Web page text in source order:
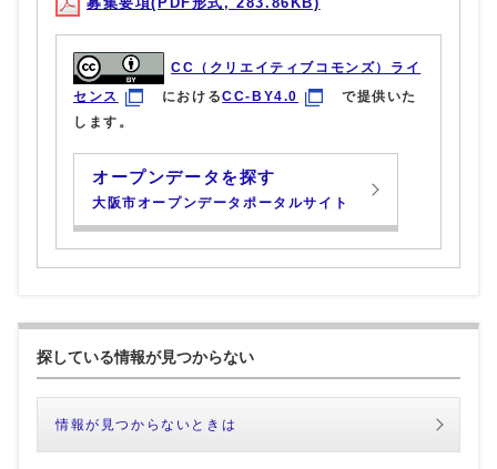
CC（クリエイティブコモンズ）ライ
センス
におけるCC-BY4.0
で提供いた
します。
オープンデータを探す
大阪市オープンデータポータルサイト
探している情報が見つからない
情報が見つからないときは